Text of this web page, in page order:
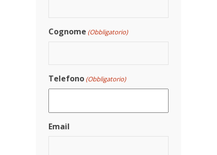
Cognome (Obbligatorio)
Telefono (Obbligatorio)
Email